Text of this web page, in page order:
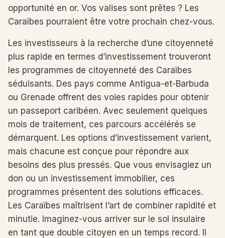
opportunité en or. Vos valises sont prêtes ? Les
Caraïbes pourraient être votre prochain chez-vous.
Les investisseurs à la recherche d’une citoyenneté
plus rapide en termes d’investissement trouveront
les programmes de citoyenneté des Caraïbes
séduisants. Des pays comme Antigua-et-Barbuda
ou Grenade offrent des voies rapides pour obtenir
un passeport caribéen. Avec seulement quelques
mois de traitement, ces parcours accélérés se
démarquent. Les options d’investissement varient,
mais chacune est conçue pour répondre aux
besoins des plus pressés. Que vous envisagiez un
don ou un investissement immobilier, ces
programmes présentent des solutions efficaces.
Les Caraïbes maîtrisent l’art de combiner rapidité et
minutie. Imaginez-vous arriver sur le sol insulaire
en tant que double citoyen en un temps record. Il